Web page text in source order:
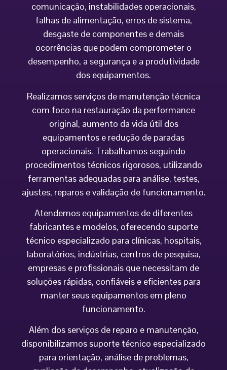
comunicação, instabilidades operacionais,
falhas de alimentação, erros de sistema,
desgaste de componentes e demais
ocorrências que podem comprometer o
desempenho, a segurança e a produtividade
dos equipamentos.
Realizamos serviços de manutenção técnica
com foco na restauração da performance
original, aumento da vida útil dos
equipamentos e redução de paradas
operacionais. Trabalhamos seguindo
procedimentos técnicos rigorosos, utilizando
ferramentas adequadas para análise, testes,
ajustes, reparos e validação de funcionamento.
Atendemos equipamentos de diferentes
fabricantes e modelos, oferecendo suporte
técnico especializado para clínicas, hospitais,
laboratórios, indústrias, centros de pesquisa,
empresas e profissionais que necessitam de
soluções rápidas, confiáveis e eficientes para
manter seus equipamentos em pleno
funcionamento.
Além dos serviços de reparo e manutenção,
disponibilizamos suporte técnico especializado
para orientação, análise de problemas,